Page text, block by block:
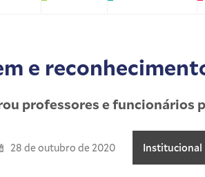
e
professores e funcionários
28 de outubro de 2020 Institucional